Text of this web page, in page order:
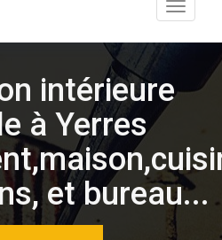
Toggle
intérieure
à Yerres
et bureau...